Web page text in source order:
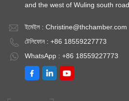
and the west of Wuling south
ইমেইল : Christine@thchamber.com
টেলিফোন : +86 18559227773
WhatsApp : +86 18559227773